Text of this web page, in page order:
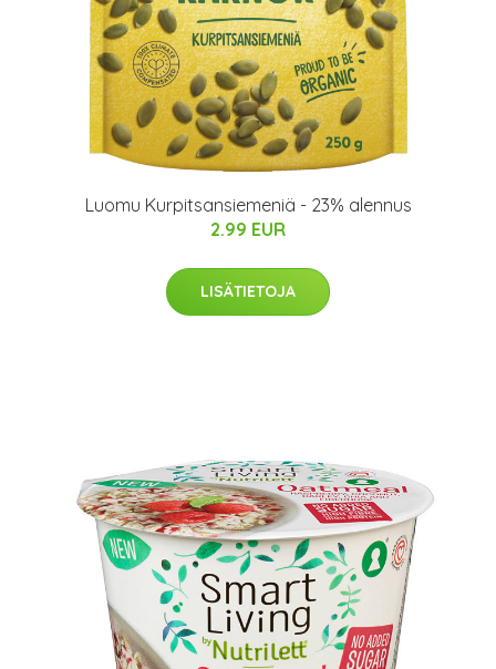
Luomu Kurpitsansiemeniä - 23% alennus
2.99 EUR
LISÄTIETOJA